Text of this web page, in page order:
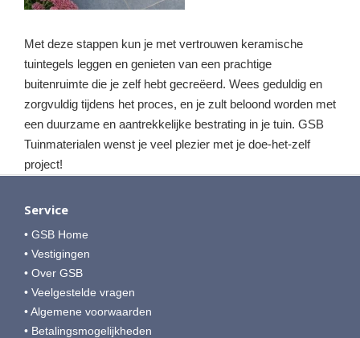
Met deze stappen kun je met vertrouwen keramische
tuintegels leggen en genieten van een prachtige
buitenruimte die je zelf hebt gecreëerd. Wees geduldig en
zorgvuldig tijdens het proces, en je zult beloond worden met
een duurzame en aantrekkelijke bestrating in je tuin. GSB
Tuinmaterialen wenst je veel plezier met je doe-het-zelf
project!
Service
• GSB Home
• Vestigingen
• Over GSB
• Veelgestelde vragen
• Algemene voorwaarden
• Betalingsmogelijkheden